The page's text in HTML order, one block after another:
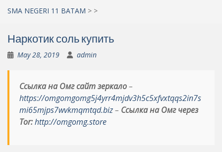
SMA NEGERI 11 BATAM > >
Наркотик соль купить
May 28, 2019 admin
Ссылка на Омг сайт зеркало–
https://omgomgomg5j4yrr4mjdv3h5c5xfvxtqqs2in7s
mi65mjps7wvkmqmtqd.biz– Ссылка на Омг через
Tor:http://omgomg.store